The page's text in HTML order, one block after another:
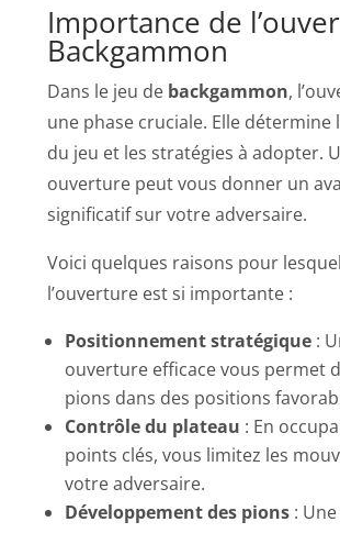
Importance de
Backgammon
Dans le jeu de backgammon,
une phase cruciale. Elle détermine
du jeu et les stratégies à adopter.
ouverture peut vous donner un
significatif sur votre adversaire.
Voici quelques raisons pour
l’ouverture est si importante :
Positionnement stratégique :
ouverture efficace vous permet
pions dans des positions
Contrôle du plateau : En
points clés, vous limitez les
votre adversaire.
Développement des pions :